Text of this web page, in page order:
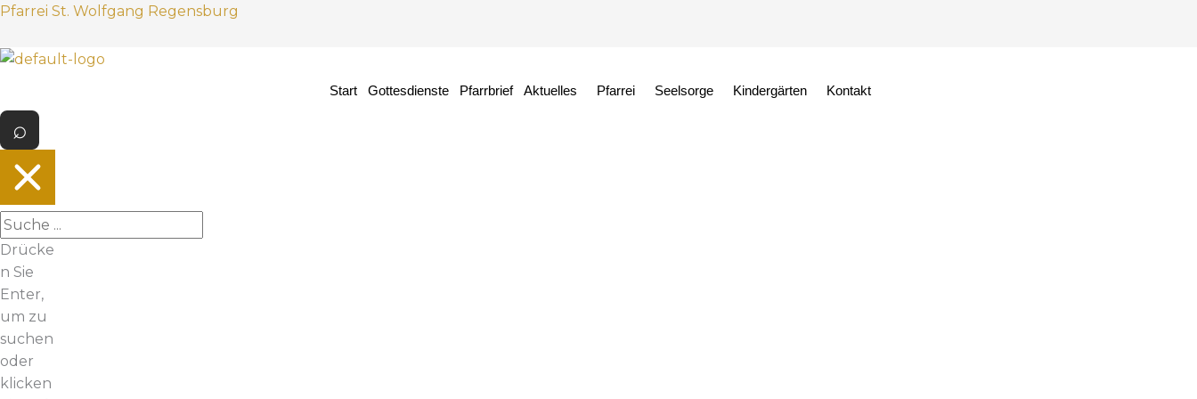
Z
m
h
a
s
p
r
n
g
e
n
Pfarrei St. Wolfgang Regensburg
Start Gottesdienste Pfarrbrief Aktuelles Pfarrei Seelsorge Kindergärten Kontakt
Drücke
n Sie
Enter,
um zu
suchen
oder
klicken